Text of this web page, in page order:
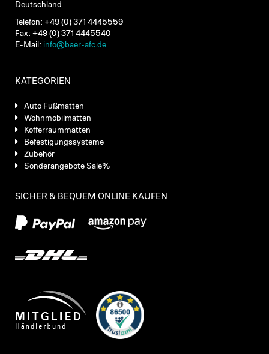
Deutschland
Telefon: +49 (0) 371 4445559
Fax: +49 (0) 371 4445540
E-Mail: info@baer-afc.de
KATEGORIEN
Auto Fußmatten
Wohnmobilmatten
Kofferraummatten
Befestigungssysteme
Zubehör
Sonderangebote Sale%
SICHER & BEQUEM ONLINE KAUFEN